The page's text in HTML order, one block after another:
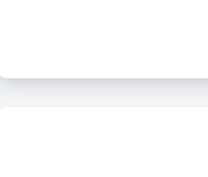
жизни.
которое мы строим